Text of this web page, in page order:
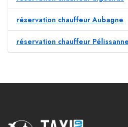
réservation chauffeur Aubagne
réservation chauffeur Pélissanne